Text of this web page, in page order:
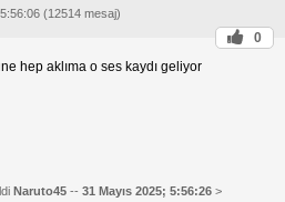
(12514 mesaj)
0
hep aklıma o ses kaydı geliyor
Naruto45 -- 31 Mayıs 2025; 5:56:26 >